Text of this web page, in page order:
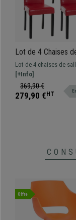
Lot de 4 Chaises
Manger CAPRI,
Cuir Rouge et
Lot de 4 chaises de
Structure et pieds en
résistant. Très bon
qualité/prix!
[+Info]
369,90 €
279,90 € HT
Offre